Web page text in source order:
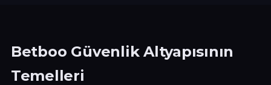
Betboo Güvenlik Altyapısının
Temelleri